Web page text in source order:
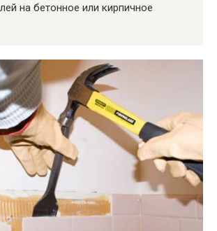
на бетонное или кирпичное